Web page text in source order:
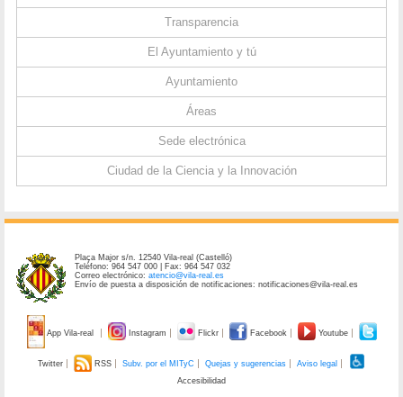
Transparencia
El Ayuntamiento y tú
Ayuntamiento
Áreas
Sede electrónica
Ciudad de la Ciencia y la Innovación
Plaça Major s/n. 12540 Vila-real (Castelló)
Teléfono: 964 547 000 | Fax: 964 547 032
Correo electrónico:atencio@vila-real.es
Envío de puesta a disposición de notificaciones: notificaciones@vila-real.es
App Vila-real Instagram Flickr Facebook Youtube
Twitter RSS Subv. por el MITyC Quejas y sugerencias
Aviso legal
Accesibilidad